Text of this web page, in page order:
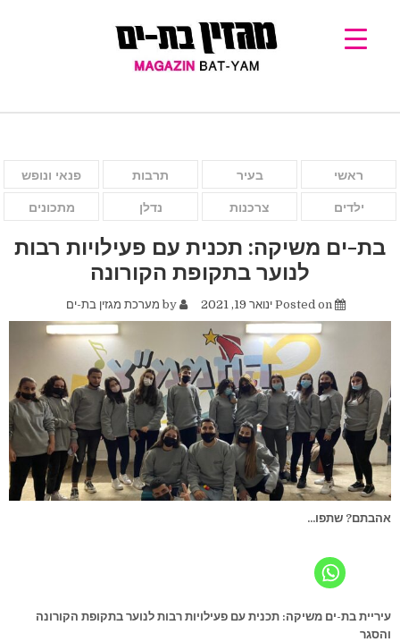
ראשי בעיר תרבות פנאי ונופש
ילדים צרכנות נדלן מתכונים
בת-ים משיקה: תכנית עם פעילויות רבות
לנוער בתקופת הקורונה
Posted on ינואר 19, 2021 by מערכת מגזין בת-ים
אהבתם? שתפו...
עיריית בת-ים משיקה: תכנית עם פעילויות רבות לנוער בתקופת הקורונה
והסגר